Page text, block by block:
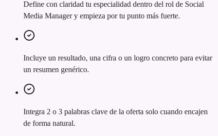
Define con claridad tu especialidad dentro del rol de Social
Media Manager y empieza por tu punto más fuerte.
Incluye un resultado, una cifra o un logro concreto para evitar
un resumen genérico.
Integra 2 o 3 palabras clave de la oferta solo cuando encajen
de forma natural.